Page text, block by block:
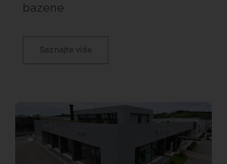
bazene
Saznajte više